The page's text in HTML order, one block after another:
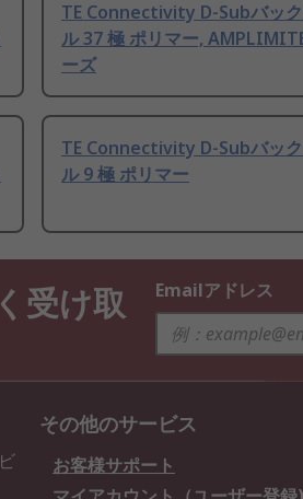
TE Connectivity D-Subバッ
ル 37 極 ポリマー,
ーズ
TE Connectivity D-Subバッ
ル 9 極 ポリマー
受け取
Emailアドレス
その他のサービス
お客様サポート